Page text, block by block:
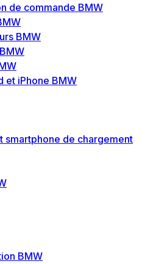
de commande BMW
BMW
et iPhone BMW
smartphone de chargement
BMW